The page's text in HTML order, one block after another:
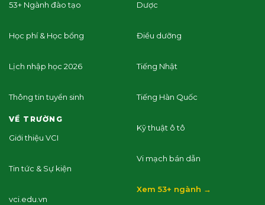
53+ Ngành đào tạo
Học phí & Học bổng
Lịch nhập học 2026
Thông tin tuyển sinh
VỀ TRƯỜNG
Giới thiệu VCI
Tin tức & Sự kiện
vci.edu.vn
Dược
Điều dưỡng
Tiếng Nhật
Tiếng Hàn Quốc
Kỹ thuật ô tô
Vi mạch bán dẫn
Xem 53+ ngành →